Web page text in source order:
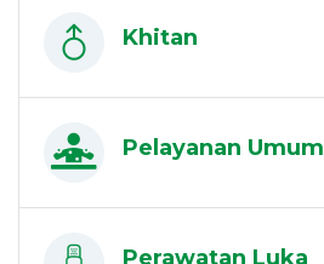
Khitan
Pelayanan Umum
Perawatan Luka